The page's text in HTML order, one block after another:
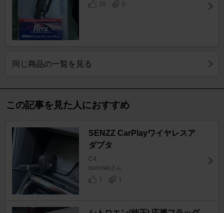
10
0
同じ商品の一覧を見る
この記事を見た人におすすめ
SENZZ CarPlayワイヤレスア
ダプタ
C4
bonoskiさん
7
1